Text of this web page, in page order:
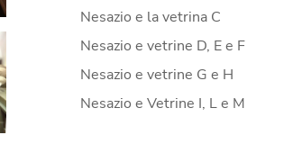
Nesazio e la vetrina C
Nesazio e vetrine D, E e F
Nesazio e vetrine G e H
Nesazio e Vetrine I, L e M